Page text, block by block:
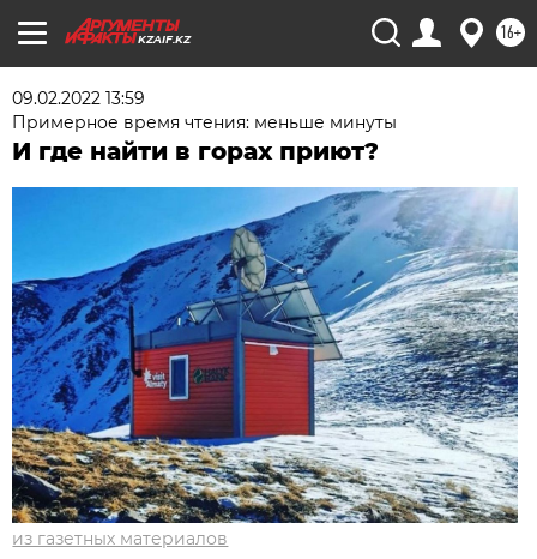
KZAIF.KZ 16+
09.02.2022 13:59
Примерное время чтения: меньше минуты
И где найти в горах приют?
из газетных материалов